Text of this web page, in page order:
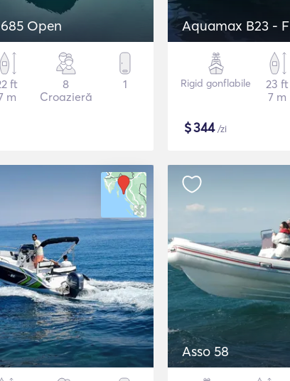
Open
ft
m
8
Croazieră
1
Aquamax B23 - F
Rigid gonflabile
23 ft
7 m
$344/zi
Asso 58